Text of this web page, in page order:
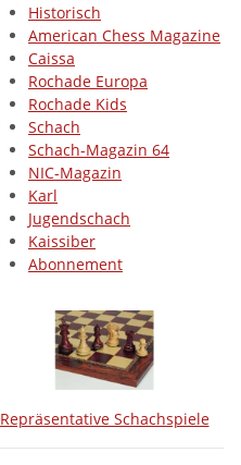
Historisch
American Chess Magazine
Caissa
Rochade Europa
Rochade Kids
Schach
Schach-Magazin 64
NIC-Magazin
Karl
Jugendschach
Kaissiber
Abonnement
Repräsentative Schachspiele